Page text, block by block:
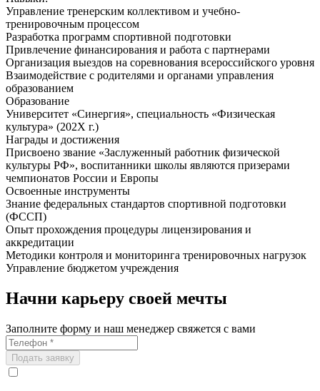
Управление тренерским коллективом и учебно-
тренировочным процессом
Разработка программ спортивной подготовки
Привлечение финансирования и работа с партнерами
Организация выездов на соревнования всероссийского уровня
Взаимодействие с родителями и органами управления
образованием
Образование
Университет «Синергия», специальность «Физическая
культура» (202Х г.)
Награды и достижения
Присвоено звание «Заслуженный работник физической
культуры РФ», воспитанники школы являются призерами
чемпионатов России и Европы
Освоенные инструменты
Знание федеральных стандартов спортивной подготовки
(ФССП)
Опыт прохождения процедуры лицензирования и
аккредитации
Методики контроля и мониторинга тренировочных нагрузок
Управление бюджетом учреждения
Начни карьеру своей мечты
Заполните форму и наш менеджер свяжется с вами
Подать заявку